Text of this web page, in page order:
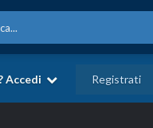
Accedi Registrati